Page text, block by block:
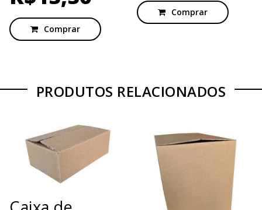
Comprar
Comprar
PRODUTOS RELACIONADOS